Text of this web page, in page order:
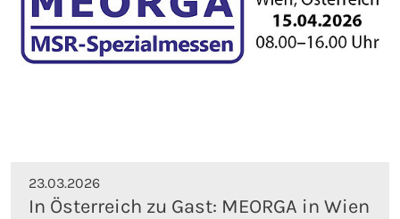
23.03.2026
In Österreich zu Gast: MEORGA in Wien